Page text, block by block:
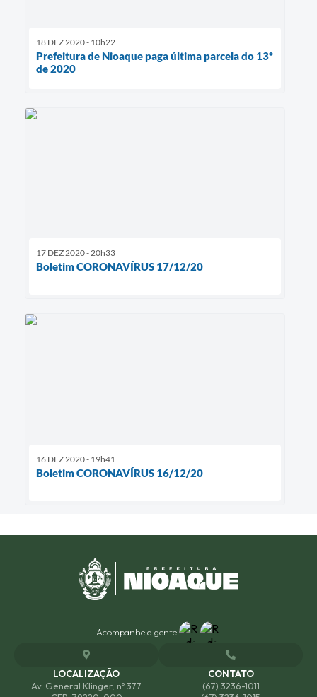
18 DEZ 2020 - 10h22
Prefeitura de Nioaque paga última parcela do 13º
de 2020
17 DEZ 2020 - 20h33
Boletim CORONAVÍRUS 17/12/20
16 DEZ 2020 - 19h41
Boletim CORONAVÍRUS 16/12/20
Acompanhe a gente!
LOCALIZAÇÃO
Av. General Klinger, nº 377
CONTATO
(67) 3236-1011